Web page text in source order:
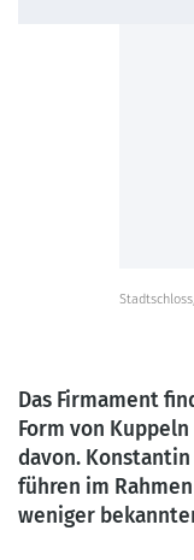
Das Firmament
Form von
davon.
führen im
weniger